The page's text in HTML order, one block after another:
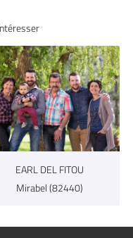
Inscription
Rejoignez-
EARL DEL FITOU
Mirabel (82440)